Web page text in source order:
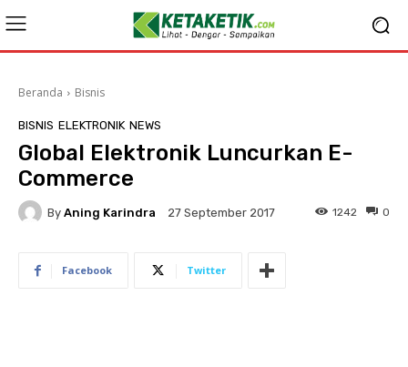
Beranda Bisnis
BISNIS ELEKTRONIK NEWS
Global Elektronik Luncurkan E-
Commerce
By Aning Karindra 27 September 2017 0
1242
Facebook Twitter